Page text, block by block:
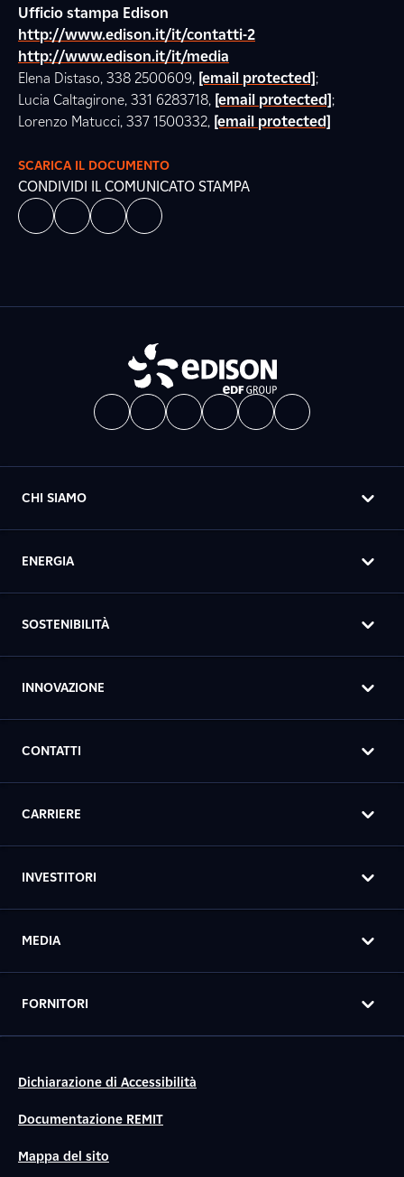
Ufficio stampa Edison
http://www.edison.it/it/contatti-2
http://www.edison.it/it/media
Elena Distaso, 338 2500609, [email protected] ;
Lucia Caltagirone, 331 6283718, [email protected] ;
Lorenzo Matucci, 337 1500332, [email protected]
SCARICA IL DOCUMENTO
CONDIVIDI IL COMUNICATO STAMPA
CHI SIAMO
ENERGIA
SOSTENIBILITÀ
INNOVAZIONE
CONTATTI
CARRIERE
INVESTITORI
MEDIA
FORNITORI
Dichiarazione di Accessibilità
Documentazione REMIT
Mappa del sito